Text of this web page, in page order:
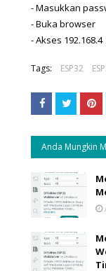
- Masukkan
- Buka browser
- Akses 192.168.4
Tags: ESP32
Anda Mungkin